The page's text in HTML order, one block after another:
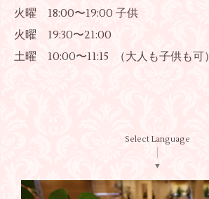
火曜 18:00〜19:00 子供
火曜 19:30〜21:00
土曜 10:00〜11:15 （大人も子供も可）
Select Language
▼